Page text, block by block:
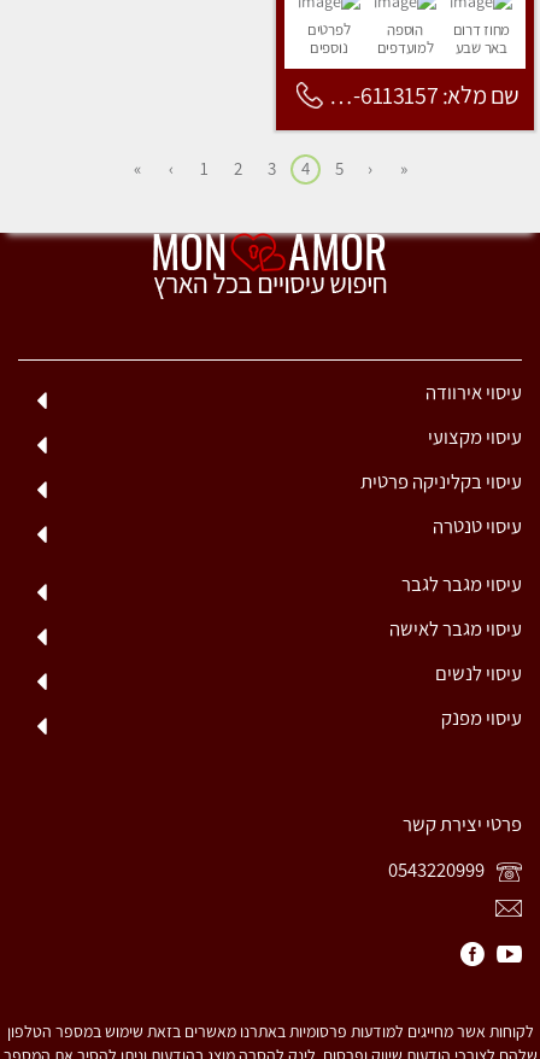
מחוז דרום
באר שבע
הוספה
למועדפים
לפרטים
נוספים
שם מלא: 053-6113157
«
‹
5
4
3
2
1
›
»
עיסוי אירוודה
עיסוי מקצועי
עיסוי בקליניקה פרטית
עיסוי טנטרה
עיסוי מגבר לגבר
עיסוי מגבר לאישה
עיסוי לנשים
עיסוי מפנק
פרטי יצירת קשר
לקוחות אשר מחייגים למודעות פרסומיות באתרנו מאשרים בזאת שימוש במספר הטלפון